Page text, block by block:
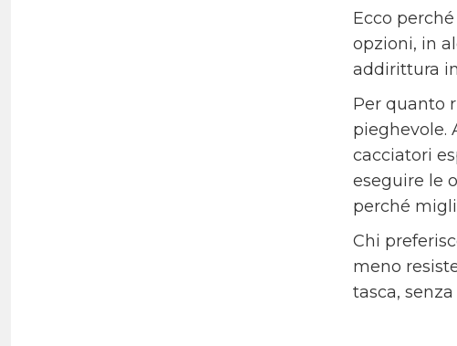
Ecco
opzioni, in
addirittura
Per quanto
pieghevole.
cacciatori
eseguire le
perché
Chi
meno
tasca,